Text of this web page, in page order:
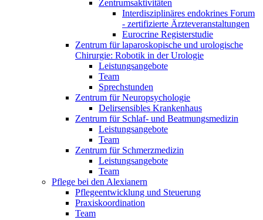
Zentrumsaktivitäten
Interdisziplinäres endokrines Forum
- zertifizierte Ärzteveranstaltungen
Eurocrine Registerstudie
Zentrum für laparoskopische und urologische
Chirurgie: Robotik in der Urologie
Leistungsangebote
Team
Sprechstunden
Zentrum für Neuropsychologie
Delirsensibles Krankenhaus
Zentrum für Schlaf- und Beatmungsmedizin
Leistungsangebote
Team
Zentrum für Schmerzmedizin
Leistungsangebote
Team
Pflege bei den Alexianern
Pflegeentwicklung und Steuerung
Praxiskoordination
Team